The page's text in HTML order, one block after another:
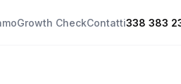
Growth CheckContatti338 383